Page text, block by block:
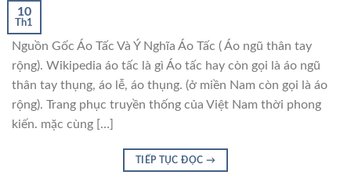
10
Th1
Nguồn Gốc Áo Tấc Và Ý Nghĩa Áo Tấc ( Áo ngũ thân tay
rộng). Wikipedia áo tấc là gì Áo tấc hay còn gọi là áo ngũ
thân tay thụng, áo lễ, áo thụng. (ở miền Nam còn gọi là áo
rộng). Trang phục truyền thống của Việt Nam thời phong
kiến. mặc cùng […]
TIẾP TỤC ĐỌC →